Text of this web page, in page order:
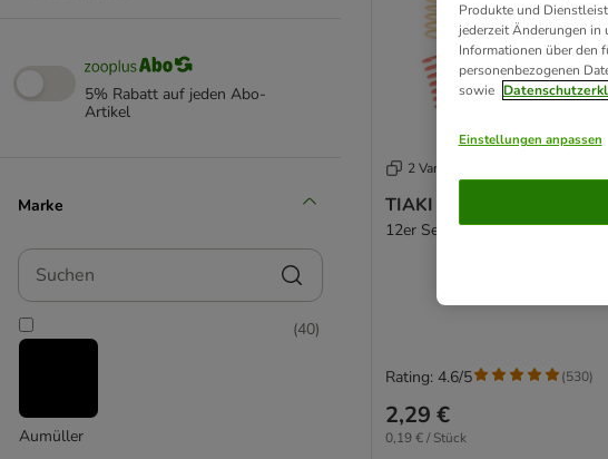
Beetzees Katzenspielzeug
CATIT Katzenspielzeug
Designed by Lotte
Kuscheltiere für Katzen
Katzenlaufrad
Katzenpools
5% Rabatt auf jeden Abo-
Artikel
Marke
Suchen
Aumüller
(40)
2 Varianten
TIAKI Spiralen-Set
12er Set
2,29 €
0,19 € / Stück
Rating: 4.6/5 (530)
Produkte und
jederzeit Änderungen in
Informationen über den
personenbezogenen
sowie
Einstellungen anpassen